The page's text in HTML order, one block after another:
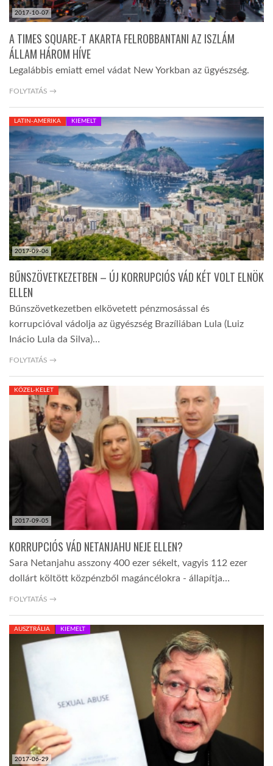
2017-10-07
A TIMES SQUARE-T AKARTA FELROBBANTANI AZ ISZLÁM
ÁLLAM HÁROM HÍVE
Legalábbis emiatt emel vádat New Yorkban az ügyészség.
FOLYTATÁS →
2017-09-06
LATIN-AMERIKA KIEMELT
BŰNSZÖVETKEZETBEN – ÚJ KORRUPCIÓS VÁD KÉT VOLT ELNÖK
ELLEN
Bűnszövetkezetben elkövetett pénzmosással és
korrupcióval vádolja az ügyészség Brazíliában Lula (Luiz
Inácio Lula da Silva)…
FOLYTATÁS →
2017-09-05
KÖZEL-KELET
KORRUPCIÓS VÁD NETANJAHU NEJE ELLEN?
Sara Netanjahu asszony 400 ezer sékelt, vagyis 112 ezer
dollárt költött közpénzből magáncélokra - állapítja…
FOLYTATÁS →
2017-06-29
AUSZTRÁLIA KIEMELT